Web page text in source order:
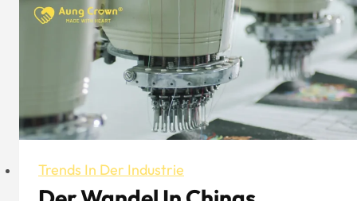
die
Design
und
Komfort
vereinen
Trends In Der Industrie